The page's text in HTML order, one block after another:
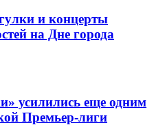
и концерты
на Дне города
усилились еще одним
Премьер-лиги